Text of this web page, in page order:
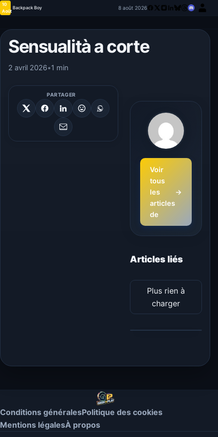
10
Août
Backpack Boy 8 août 2026
Sensualità a corte
2 avril 2026•1 min
PARTAGER
Voir
tous
les
articles
de
→
Articles liés
Plus rien à
charger
Conditions généralesPolitique des cookies
Mentions légalesÀ propos